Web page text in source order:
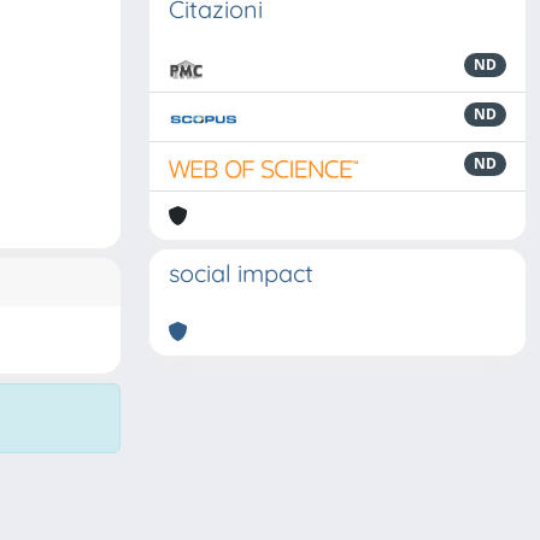
Citazioni
ND
ND
ND
social impact